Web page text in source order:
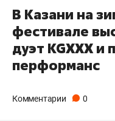
В Казани на
фестивале
дуэт KGXXX
перформанс
Комментарии 0